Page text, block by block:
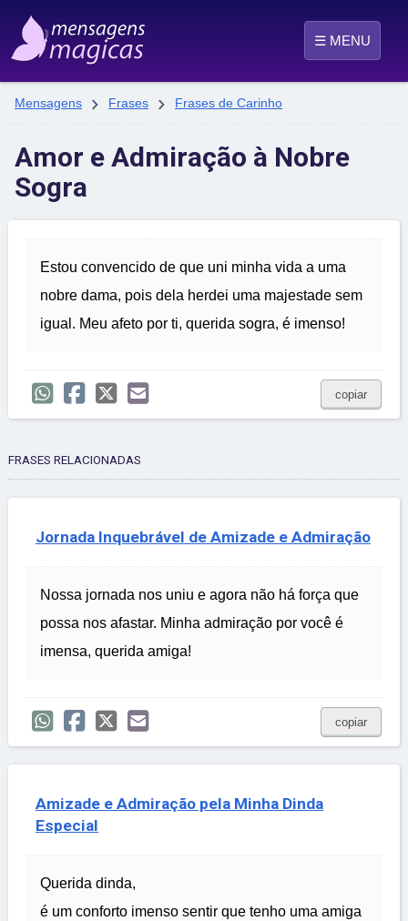
☰ MENU
Mensagens  Frases  Frases de Carinho
Amor e Admiração à Nobre
Sogra
Estou convencido de que uni minha vida a uma
nobre dama, pois dela herdei uma majestade sem
igual. Meu afeto por ti, querida sogra, é imenso!
copiar
FRASES RELACIONADAS
Jornada Inquebrável de Amizade e Admiração
Nossa jornada nos uniu e agora não há força que
possa nos afastar. Minha admiração por você é
imensa, querida amiga!
copiar
Amizade e Admiração pela Minha Dinda
Especial
Querida dinda,
é um conforto imenso sentir que tenho uma amiga